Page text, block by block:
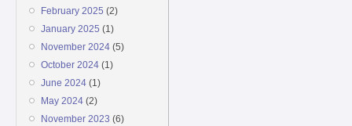
February 2025 (2)
January 2025 (1)
November 2024(5)
October 2024(1)
June 2024(1)
May 2024(2)
November 2023 (6)